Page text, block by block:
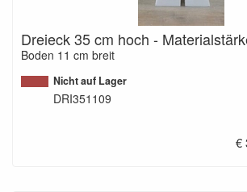
Dreieck 35 cm hoch -
Boden 11 cm breit
Nicht auf Lager
DRI351109
€